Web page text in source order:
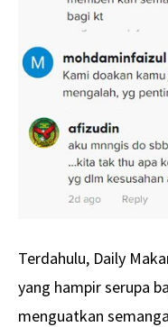
Terdahulu, Daily
yang hampir serupa
menguatkan